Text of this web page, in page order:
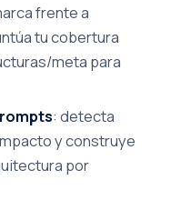
frente a
tu cobertura
meta para
: detecta
y construye
por